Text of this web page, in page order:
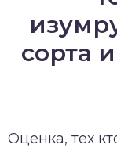
сорта
Оценка, тех